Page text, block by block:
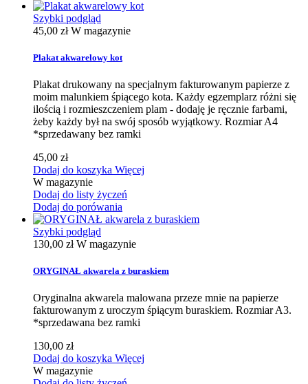
Szybki podgląd
45,00 złW magazynie
Plakat akwarelowy kot
Plakat drukowany na specjalnym fakturowanym papierze z
moim malunkiem śpiącego kota. Każdy egzemplarz różni się
ilością i rozmieszczeniem plam - dodaję je ręcznie farbami,
żeby każdy był na swój sposób wyjątkowy. Rozmiar A4
*sprzedawany bez ramki
45,00 zł
Dodaj do koszyka Więcej
W magazynie
Dodaj do listy życzeń
Dodaj do porówania
Szybki podgląd
130,00 złW magazynie
ORYGINAŁ akwarela z buraskiem
Oryginalna akwarela malowana przeze mnie na papierze
fakturowanym z uroczym śpiącym buraskiem. Rozmiar A3.
*sprzedawana bez ramki
130,00 zł
Dodaj do koszyka Więcej
W magazynie